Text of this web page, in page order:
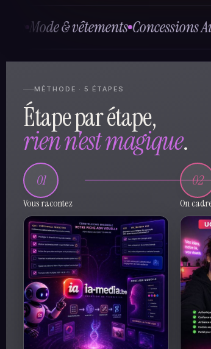
& vêtements Concessions
MÉTHODE · 5 ÉTAPES
Étape par étape,
rien n'est magique.
01
Vous racontez
02
On